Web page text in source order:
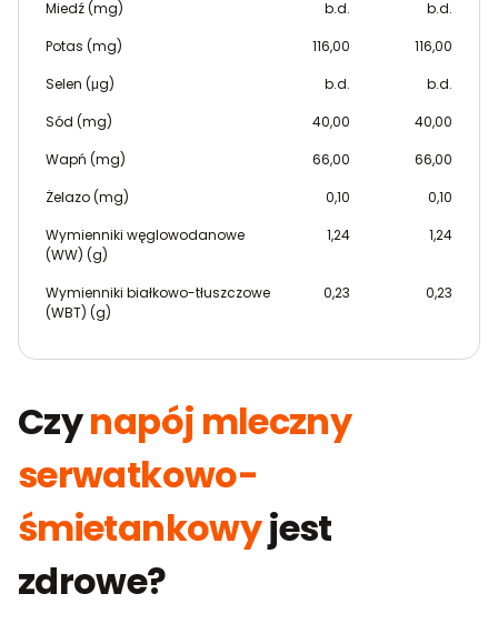
Miedź (mg) b.d.
b.d.
Potas (mg)
116,00
116,00
Selen (μg)
b.d.
b.d.
Sód (mg)
40,00
40,00
Wapń (mg)
66,00
66,00
Żelazo (mg)
0,10
0,10
Wymienniki węglowodanowe
(WW) (g)
1,24 1,24
Wymienniki białkowo-tłuszczowe
(WBT) (g)
0,23 0,23
Czynapój mleczny
serwatkowo-
śmietankowyjest
zdrowe?